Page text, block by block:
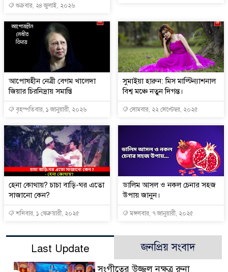
শুক্রবার, ২৪ জুলাই, ২০২৬
আপোষহীন নেত্রী বেগম খালেদা
জিয়ার চিরনিদ্রায় সমাপ্তি
বৃহস্পতিবার, ১ জানুয়ারী, ২০২৬
সুমাইয়া হারুন: মিস মাল্টিন্যাশনাল
বিশ্ব মঞ্চে নতুন দিগন্ত।
সোমবার, ২২ সেপ্টেম্বর, ২০২৫
হেনা কোথায়? চাচা বাড়ি-ঘর এতো
সাজানো কেন?
শনিবার, ১ ফেব্রুয়ারী, ২০২৫
ডালিম আসল ও নকল চেনার সহজ
উপায় জানুন।
মঙ্গলবার, ৭ জানুয়ারী, ২০২৫
Last Update জনপ্রিয় সংবাদ
সংগীতের উজ্জ্বল নক্ষত্র রুনা